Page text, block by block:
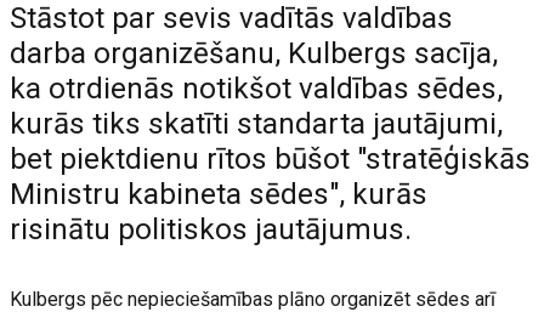
Stāstot par sevis vadītās valdības
darba organizēšanu, Kulbergs sacīja,
ka otrdienās notikšot valdības sēdes,
kurās tiks skatīti standarta jautājumi,
bet piektdienu rītos būšot "stratēģiskās
Ministru kabineta sēdes", kurās
risinātu politiskos jautājumus.
Kulbergs pēc nepieciešamības plāno organizēt sēdes arī